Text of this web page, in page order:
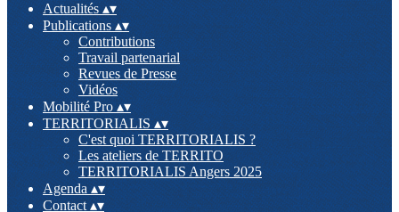
Actualités ▴▾
Publications ▴▾
Contributions
Travail partenarial
Revues de Presse
Vidéos
Mobilité Pro▴▾
TERRITORIALIS ▴▾
C'est quoi TERRITORIALIS ?
Les ateliers de TERRITO
TERRITORIALIS Angers 2025
Agenda▴▾
Contact ▴▾